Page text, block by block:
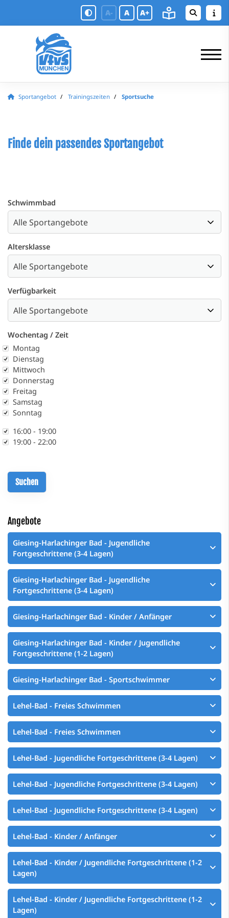
A- A A+
Sportangebot Trainingszeiten Sportsuche
Finde dein passendes Sportangebot
Schwimmbad
Altersklasse
Verfügbarkeit
Wochentag / Zeit
Wochentag
Montag
Dienstag
Mittwoch
Donnerstag
Freitag
Samstag
Sonntag
Zeit 16:00 - 19:00
19:00 - 22:00
Angebote
Giesing-Harlachinger Bad - Jugendliche
Fortgeschrittene (3-4 Lagen)
Giesing-Harlachinger Bad - Jugendliche
Fortgeschrittene (3-4 Lagen)
Giesing-Harlachinger Bad - Kinder / Anfänger
Giesing-Harlachinger Bad - Kinder / Jugendliche
Fortgeschrittene (1-2 Lagen)
Giesing-Harlachinger Bad - Sportschwimmer
Lehel-Bad - Freies Schwimmen
Lehel-Bad - Freies Schwimmen
Lehel-Bad - Jugendliche Fortgeschrittene (3-4 Lagen)
Lehel-Bad - Jugendliche Fortgeschrittene (3-4 Lagen)
Lehel-Bad - Jugendliche Fortgeschrittene (3-4 Lagen)
Lehel-Bad - Kinder / Anfänger
Lehel-Bad - Kinder / Jugendliche Fortgeschrittene (1-2
Lagen)
Lehel-Bad - Kinder / Jugendliche Fortgeschrittene (1-2
Lagen)